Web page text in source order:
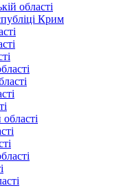
області
Крим